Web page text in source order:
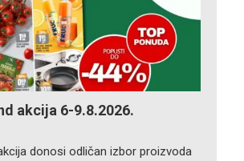
akcija 6-9.8.2026.
donosi odličan izbor proizvoda